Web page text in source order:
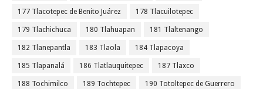
177 Tlacotepec de Benito Juárez 178 Tlacuilotepec
179 Tlachichuca 180 Tlahuapan 181 Tlaltenango
182 Tlanepantla 183 Tlaola 184 Tlapacoya
185 Tlapanalá 186 Tlatlauquitepec 187 Tlaxco
188 Tochimilco 189 Tochtepec 190 Totoltepec de Guerrero